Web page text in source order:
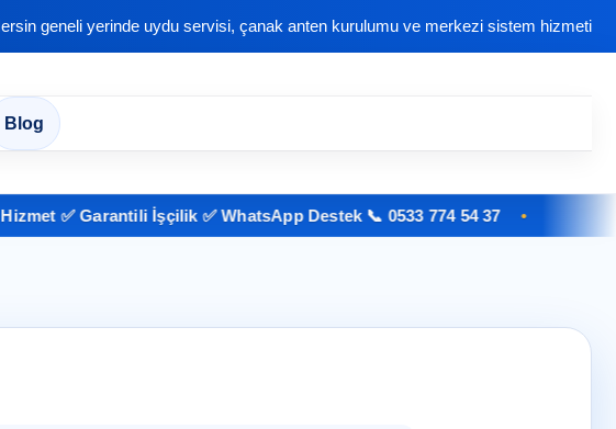
geneli yerinde uydu servisi, çanak anten kurulumu ve merkezi sistem hizmeti
Blog
✅ Garantili İşçilik ✅ WhatsApp Destek 📞 0533 774 54 37